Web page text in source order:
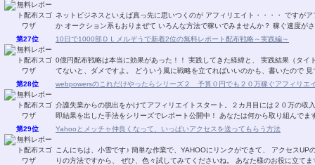
ネットビジネスといえば真っ先に思いつくのが アフィリエイト・・・・ ですがアフィリエイトでも こんな オークション系はいかがです
か オークション系もおりまぜて いろんな方法で稼いでみませんか？
第27位
10日で1000部ＤＬメルぞうで新着2位の無料レポート配布戦略～実践編～
0億円配布戦略は本当に効果があった！！ 実践してきた経緯と、 実践結果（タイトル）までを書いています♪ いやぁ。 ちゃんと、戦略立
てないと、ダメですよ。 どういう風に戦略を立てればいいのかも、書いた
第28位
webpowersのこれだけやったらシリーズ２ 予算０円でも２０万稼ぐアフィリエ
介護失業からの脱出をかけてアフィリエイトスタート。２カ月目には２０万の収
第29位 Yahooとメッチャ仲良くなって、いっぱいアクセスを送ってもらう方法
こんにちは、小雪です♪ 簡単な作業で、YAHOOにリンクができて、 アクセスUPの即効性のある方法です。 4／16日にスタートしたばか
りの方法ですから、 ぜひ、色々試してみてくださいね。 あなた様の